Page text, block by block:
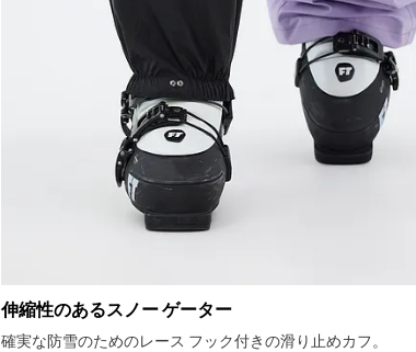
伸縮性のあるスノー ゲーター
確実な防雪のためのレース フック付きの滑り止めカフ。